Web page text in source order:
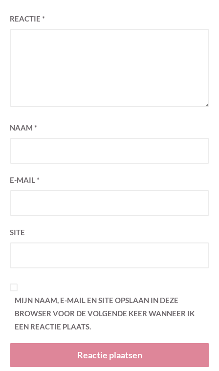
REACTIE *
NAAM *
E-MAIL*
SITE
MIJN NAAM, E-MAIL EN SITE OPSLAAN IN DEZE
BROWSER VOOR DE VOLGENDE KEER WANNEER IK
EEN REACTIE PLAATS.